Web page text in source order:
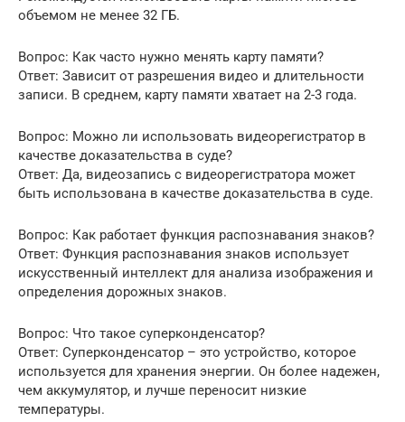
объемом не менее 32 ГБ.
Вопрос: Как часто нужно менять карту памяти?
Ответ: Зависит от разрешения видео и длительности
записи. В среднем, карту памяти хватает на 2-3 года.
Вопрос: Можно ли использовать видеорегистратор в
качестве доказательства в суде?
Ответ: Да, видеозапись с видеорегистратора может
быть использована в качестве доказательства в суде.
Вопрос: Как работает функция распознавания знаков?
Ответ: Функция распознавания знаков использует
искусственный интеллект для анализа изображения и
определения дорожных знаков.
Вопрос: Что такое суперконденсатор?
Ответ: Суперконденсатор – это устройство, которое
используется для хранения энергии. Он более надежен,
чем аккумулятор, и лучше переносит низкие
температуры.